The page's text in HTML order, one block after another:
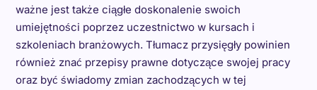
ważne jest także ciągłe doskonalenie swoich
umiejętności poprzez uczestnictwo w kursach i
szkoleniach branżowych. Tłumacz przysięgły powinien
również znać przepisy prawne dotyczące swojej pracy
oraz być świadomy zmian zachodzących w tej